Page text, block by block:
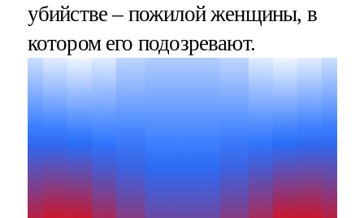
убийстве – пожилой женщины, в
котором его подозревают.